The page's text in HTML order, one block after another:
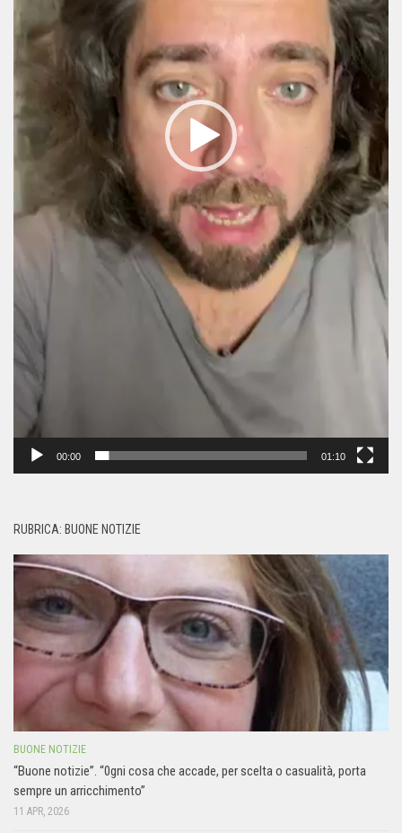
00:00 01:10
RUBRICA: BUONE NOTIZIE
BUONE NOTIZIE
“Buone notizie”. “0gni cosa che accade, per scelta o casualità, porta
sempre un arricchimento”
11 APR, 2026